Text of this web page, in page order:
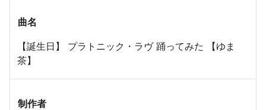
曲名
【誕生日】 プラトニック・ラヴ 踊ってみた 【ゆま
茶】
制作者